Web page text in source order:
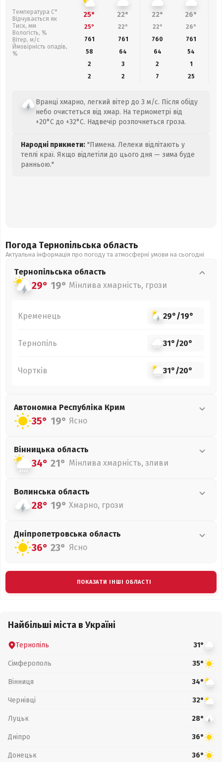
Температура С°
Відчувається як
Тиск, мм
Вологість, %
Вітер, м/с
Ймовірність опадів,
%
25° 22° 22° 26°
25° 22° 22° 26°
761
761 760 761
58
64 64 54
2
3 2
1
2
2 7 25
Вранці хмарно, легкий вітер до 3 м/с. Після обіду
небо очистеться від хмар. На термометрі від
+20°C до +32°C. Надвечір розпочнеться гроза.
Народні прикмети: "Пимена. Лелеки відлітають у
теплі краї. Якщо відлетіли до цього дня — зима буде
ранньою."
Погода Тернопільська область
Актуальна інформація про погоду та атмосферні умови на сьогодні
Тернопільська область
29° 19° Мінлива хмарність, грози
Кременець 29°/19°
Тернопіль 31°/20°
Чортків 31°/20°
Автономна Республіка Крим
35° 19° Ясно
Вінницька область
34° 21° Мінлива хмарність, зливи
Волинська область
28° 19° Хмарно, грози
Дніпропетровська область
36° 23° Ясно
ПОКАЗАТИ ІНШІ ОБЛАСТІ
Найбільші міста в Україні
Тернопіль 31°
Сімферополь 35°
Вінниця 34°
Чернівці 32°
Луцьк 28°
Дніпро 36°
Донецьк 36°